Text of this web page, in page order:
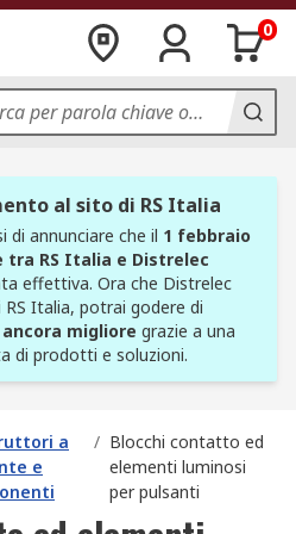
0
al sito di RS Italia
di annunciare che il 1 febbraio
tra RS Italia e Distrelec
effettiva. Ora che Distrelec
Italia, potrai godere di
migliore grazie a una
di prodotti e soluzioni.
a
e
/ Blocchi contatto ed
elementi luminosi
per pulsanti